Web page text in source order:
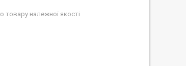
товару належної якості